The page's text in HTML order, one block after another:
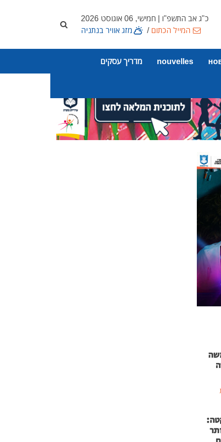
כ"ג אב התשפ"ו | חמישי, 06 אוגוסט 2026
המייל הכתום/ מזג אוויר בנתניה
nouvelles מדריך עסקים
נמשה
אותר